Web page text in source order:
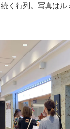
く行列。写真はル